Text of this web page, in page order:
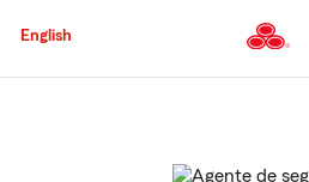
al
English